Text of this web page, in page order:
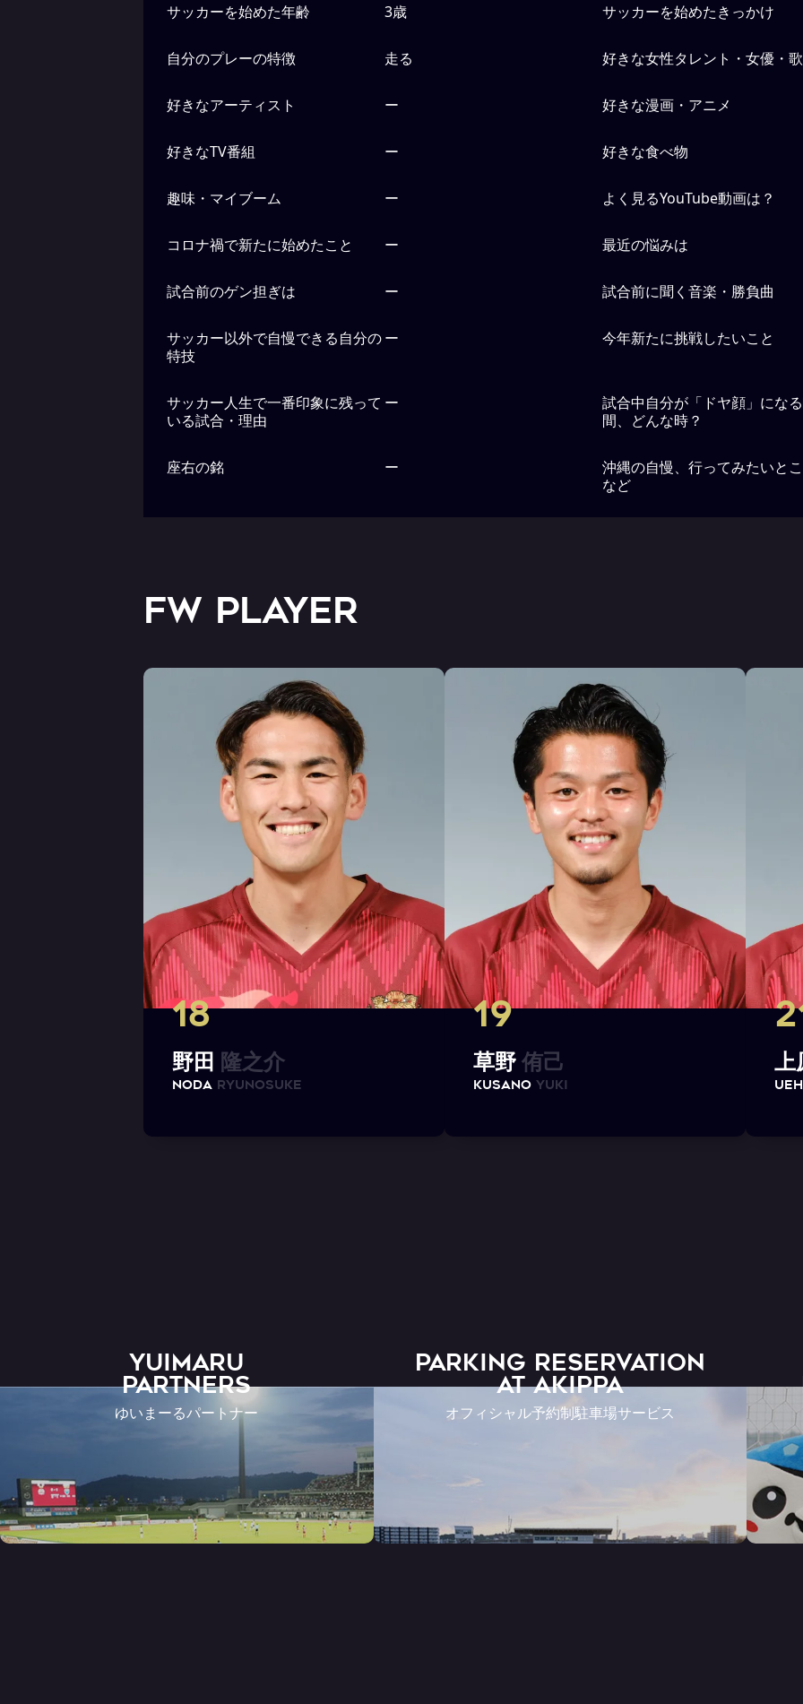
サッカーを始めた年齢 3歳 サッカーを始めたきっかけ
自分のプレーの特徴 走る 好きな女性タレント・女優・
好きなアーティスト ー 好きな漫画・アニメ
好きなTV番組 ー 好きな食べ物
趣味・マイブーム ー よく見るYouTube動画は？
コロナ禍で新たに始めたこと ー 最近の悩みは
試合前のゲン担ぎは ー 試合前に聞く音楽・勝負曲
サッカー以外で自慢できる自分の
特技
ー 今年新たに挑戦したいこと
サッカー人生で一番印象に残って
いる試合・理由
ー
試合中自分が「ドヤ顔」にな
間、どんな時？
座右の銘 ー
沖縄の自慢、行ってみたいと
など
FW PLAYER
18
野田 隆之介
NODA RYUNOSUKE
19
草野侑己
KUSANO Yuki
上
UEH
YUIMARU
Partners
ゆいまーるパートナー
PARKING RESERVATION
AT Akippa
オフィシャル予約制駐車場サービス